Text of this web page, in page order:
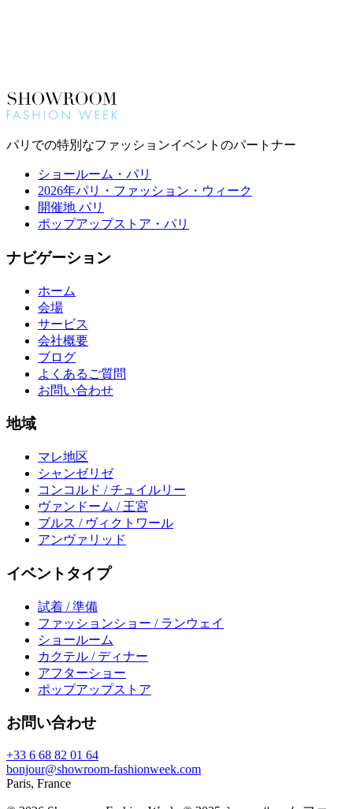
パリでの特別なファッションイベントのパートナー
ショールーム・パリ
2026年パリ・ファッション・ウィーク
開催地 パリ
ポップアップストア・パリ
ナビゲーション
ホーム
会場
サービス
会社概要
ブログ
よくあるご質問
お問い合わせ
地域
マレ地区
シャンゼリゼ
コンコルド / チュイルリー
ヴァンドーム / 王宮
ブルス / ヴィクトワール
アンヴァリッド
イベントタイプ
試着 / 準備
ファッションショー / ランウェイ
ショールーム
カクテル / ディナー
アフターショー
ポップアップストア
お問い合わせ
+33 6 68 82 01 64
bonjour@showroom-fashionweek.com
Paris, France